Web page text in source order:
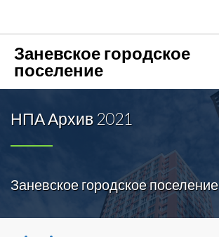
Заневское городское
поселение
НПА Архив 2021
Заневское городское поселение